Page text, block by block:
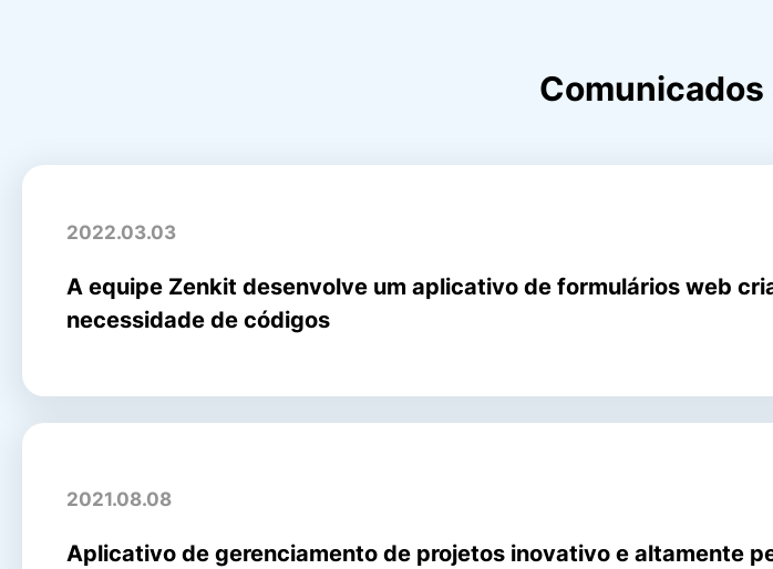
Comunicados
2022.03.03
A equipe Zenkit desenvolve um aplicativo de formulários web
necessidade de códigos
2021.08.08
Aplicativo de gerenciamento de projetos inovativo e altamente